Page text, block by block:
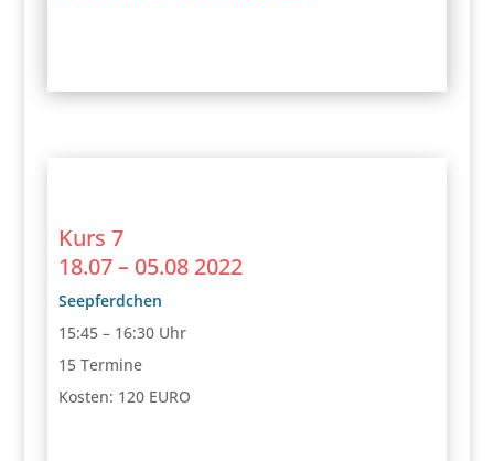
Kurs 7
18.07 – 05.08 2022
Seepferdchen
15:45 – 16:30 Uhr
15 Termine
Kosten: 120 EURO